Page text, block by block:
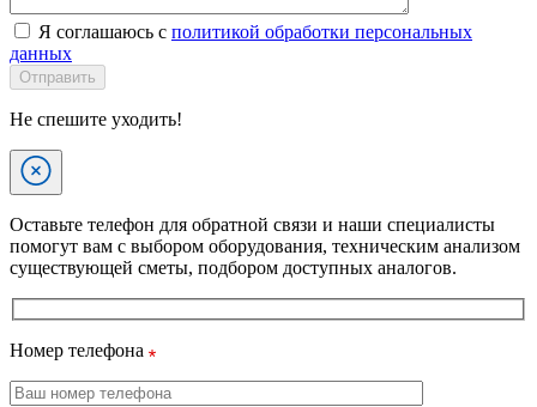
Я соглашаюсь с политикой обработки персональных
данных
Отправить
Не спешите уходить!
Оставьте телефон для обратной связи и наши специалисты
помогут вам с выбором оборудования, техническим анализом
существующей сметы, подбором доступных аналогов.
Номер телефона